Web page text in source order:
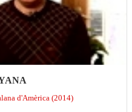
d'Amèrica (2014)